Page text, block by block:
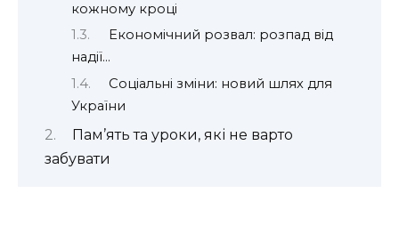
кожному кроці
Економічний розвал: розпад від
надії…
Соціальні зміни: новий шлях для
України
Пам’ять та уроки, які не варто
забувати